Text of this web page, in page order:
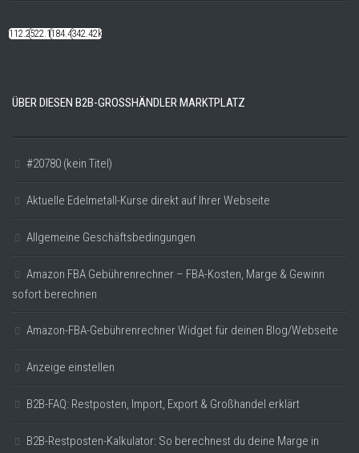
112.22k522.14k184.48k342.42k
ÜBER DIESEN B2B-GROSSHÄNDLER MARKTPLATZ
#20780 (kein Titel)
Aktuelle Edelmetall-Kurse direkt auf Ihrer Webseite
Allgemeine Geschäftsbedingungen
Amazon FBA Gebührenrechner – FBA-Kosten, Marge & Gewinn
sofort berechnen
Amazon-FBA-Gebührenrechner Widget für deinen Blog/Webseite
Anzeige einstellen
B2B-FAQ: Restposten, Import, Export & Großhandel erklärt
B2B-Restposten-Kalkulator: So berechnest du deine Marge in